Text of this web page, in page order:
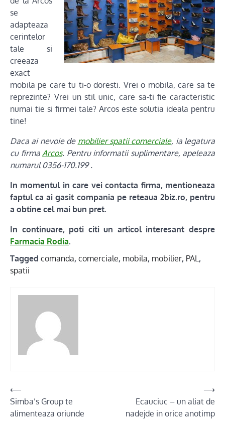
se
adapteaza
cerintelor
tale si
creeaza
exact
mobila pe care tu ti-o doresti. Vrei o mobila, care sa te
reprezinte? Vrei un stil unic, care sa-ti fie caracteristic
numai tie si firmei tale? Arcos este solutia ideala pentru
tine!
Daca ai nevoie de mobilier spatii comerciale, ia legatura
cu firma Arcos. Pentru informatii suplimentare, apeleaza
numarul 0356-170.199 .
In momentul in care vei contacta firma, mentioneaza
faptul ca ai gasit compania pe reteaua 2biz.ro, pentru
a obtine cel mai bun pret.
In continuare, poti citi un articol interesant despre
Farmacia Rodia.
Tagged comanda, comerciale, mobila, mobilier, PAL,
spatii
Post
navigation
⟵
Simba’s Group te
alimenteaza oriunde
Ecauciuc – un aliat de
nadejde in orice anotimp
⟶